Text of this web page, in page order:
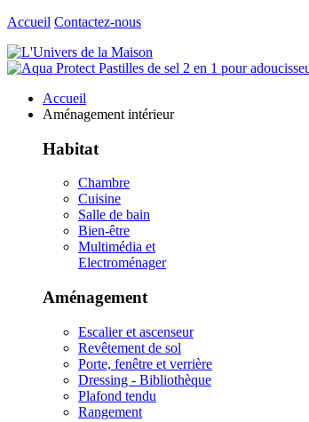
Accueil Contactez-nous
Accueil
Aménagement intérieur
Habitat
Chambre
Cuisine
Salle de bain
Bien-être
Multimédia et
Electroménager
Aménagement
Escalier et ascenseur
Revêtement de sol
Porte, fenêtre et verrière
Dressing - Bibliothèque
Plafond tendu
Rangement